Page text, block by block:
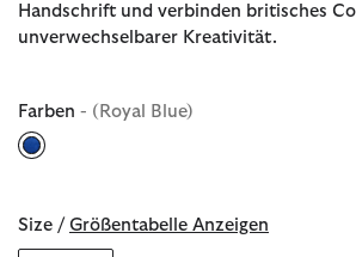
Handschrift und verbinden britisches
unverwechselbarer Kreativität.
Farben - (Royal Blue)
Size / Größentabelle Anzeigen